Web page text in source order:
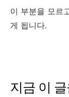
이 부분을 모르
게 됩니다.
지금 이